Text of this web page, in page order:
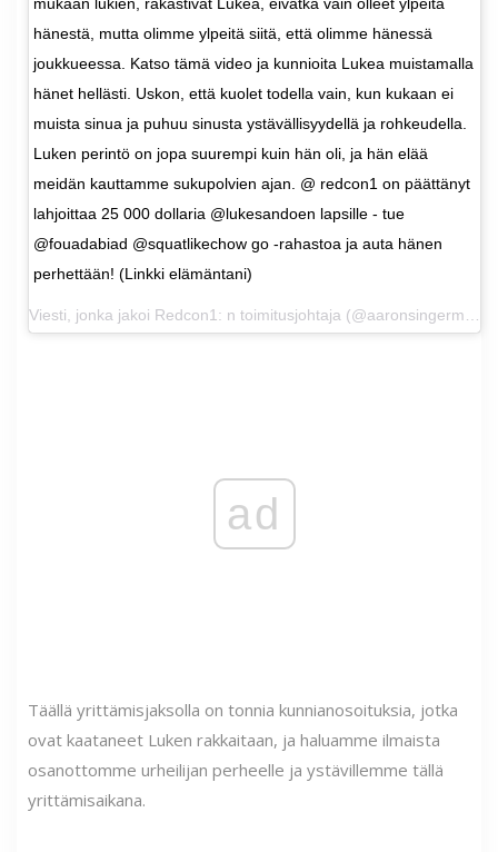
hänestä, mutta olimme ylpeitä siitä, että olimme hänessä
joukkueessa. Katso tämä video ja kunnioita Lukea muistamalla
hänet hellästi. Uskon, että kuolet todella vain, kun kukaan ei
muista sinua ja puhuu sinusta ystävällisyydellä ja rohkeudella.
Luken perintö on jopa suurempi kuin hän oli, ja hän elää
meidän kauttamme sukupolvien ajan. @ redcon1 on päättänyt
lahjoittaa 25 000 dollaria @lukesandoen lapsille - tue
@fouadabiad @squatlikechow go -rahastoa ja auta hänen
perhettään! (Linkki elämäntani)
Viesti, jonka jakoi Redcon1: n toimitusjohtaja (@aaronsingerman) 7. toukokuuta 2020 kello 17.48 PDT
ad
Täällä yrittämisjaksolla on tonnia kunnianosoituksia, jotka
ovat kaataneet Luken rakkaitaan, ja haluamme ilmaista
osanottomme urheilijan perheelle ja ystävillemme tällä
yrittämisaikana.